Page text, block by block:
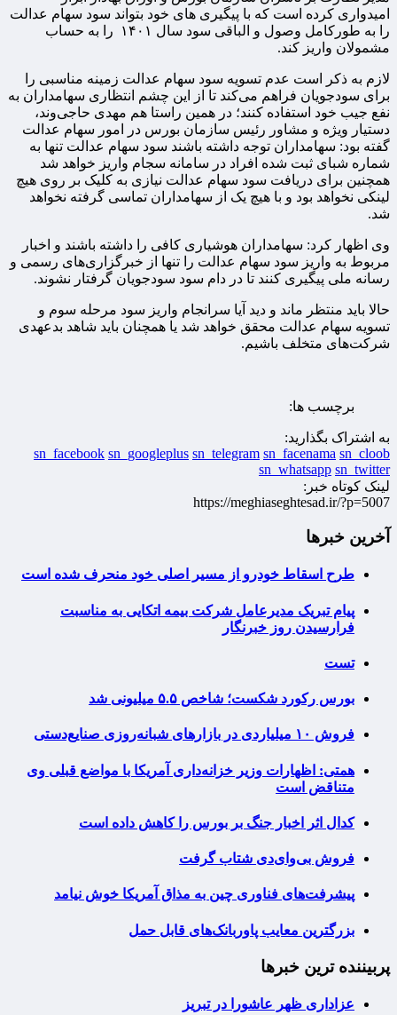
امیدواری کرده است که با پیگیری های خود بتواند سود سهام عدالت
را به طورکامل وصول و الباقی سود سال ۱۴۰۱ را به حساب
مشمولان واریز کند.
لازم به ذکر است عدم تسویه سود سهام عدالت زمینه مناسبی را
برای سودجویان فراهم می‌کند تا از این چشم انتظاری سهامداران به
نفع جیب خود استفاده کنند؛ در همین راستا هم مهدی حاجی‌وند،
دستیار ویژه و مشاور رئیس سازمان بورس در امور سهام عدالت
گفته بود: سهامداران توجه داشته باشند سود سهام عدالت تنها به
شماره شبای ثبت شده افراد در سامانه سجام واریز خواهد شد
همچنین برای دریافت سود سهام عدالت نیازی به کلیک بر روی هیچ
لینکی نخواهد بود و با هیچ یک از سهامداران تماسی گرفته نخواهد
شد.
وی اظهار کرد: سهامداران هوشیاری کافی را داشته باشند و اخبار
مربوط به واریز سود سهام عدالت را تنها از خبرگزاری‌های رسمی و
رسانه ملی پیگیری کنند تا در دام سود سودجویان گرفتار نشوند.
حالا باید منتظر ماند و دید آیا سرانجام واریز سود مرحله سوم و
تسویه سهام عدالت محقق خواهد شد یا همچنان باید شاهد بدعهدی
شرکت‌های متخلف باشیم.
برچسب ها:
به اشتراک بگذارید:
sn_facebook sn_googleplus sn_telegram sn_facenama sn_cloob
sn_whatsapp sn_twitter
لینک کوتاه خبر:
https://meghiaseghtesad.ir/?p=5007
آخرین خبرها
طرح اسقاط خودرو از مسیر اصلی خود منحرف شده است
پیام تبریک مدیرعامل شرکت بیمه اتکایی به مناسبت
فرارسیدن روز خبرنگار
تست
بورس رکورد شکست؛ شاخص ۵.۵ میلیونی شد
فروش ۱۰ میلیاردی در بازارهای شبانه‌روزی صنایع‌دستی
همتی: اظهارات وزیر خزانه‌داری آمریکا با مواضع قبلی وی
متناقض است
کدال اثر اخبار جنگ بر بورس را کاهش داده است
فروش بی‌وای‌دی شتاب گرفت
پیشرفت‌های فناوری چین به مذاق آمریکا خوش نیامد
بزرگترین معایب پاوربانک‌های قابل حمل
پربیننده ترین خبرها
عزاداری ظهر عاشورا در تبریز